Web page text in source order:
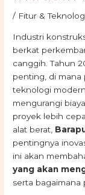
/ Fitur &
Industri
berkat
canggih. Tahun
penting, di mana
teknologi
mengurangi
proyek lebih
alat berat,
pentingnya
ini akan
yang akan
serta bagaimana